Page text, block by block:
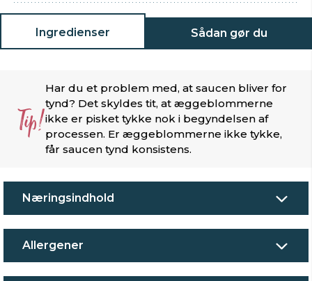
Ingredienser Sådan gør du
Tip!
Har du et problem med, at saucen bliver for
tynd? Det skyldes tit, at æggeblommerne
ikke er pisket tykke nok i begyndelsen af
processen. Er æggeblommerne ikke tykke,
får saucen tynd konsistens.
Næringsindhold
Allergener